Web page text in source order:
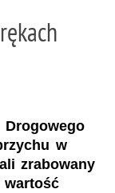
Drogowego
w
zrabowany
wartość